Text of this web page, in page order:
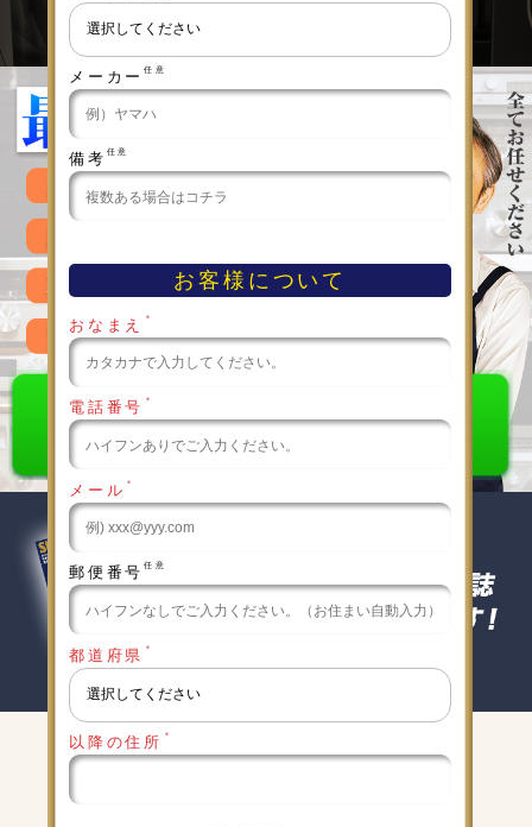
メーカー 任意
備考 任意
お客様について
おなまえ ＊
電話番号 ＊
メール ＊
郵便番号 任意
都道府県 ＊
以降の住所 ＊
0120-789-986
キャンペーン実施中